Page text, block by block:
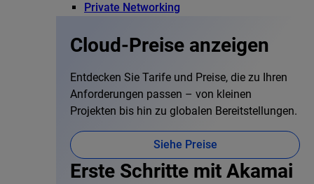
Private Networking
Cloud-Preise anzeigen
Entdecken Sie Tarife und Preise, die zu Ihren
Anforderungen passen – von kleinen
Projekten bis hin zu globalen Bereitstellungen.
Siehe Preise
Erste Schritte mit Akamai